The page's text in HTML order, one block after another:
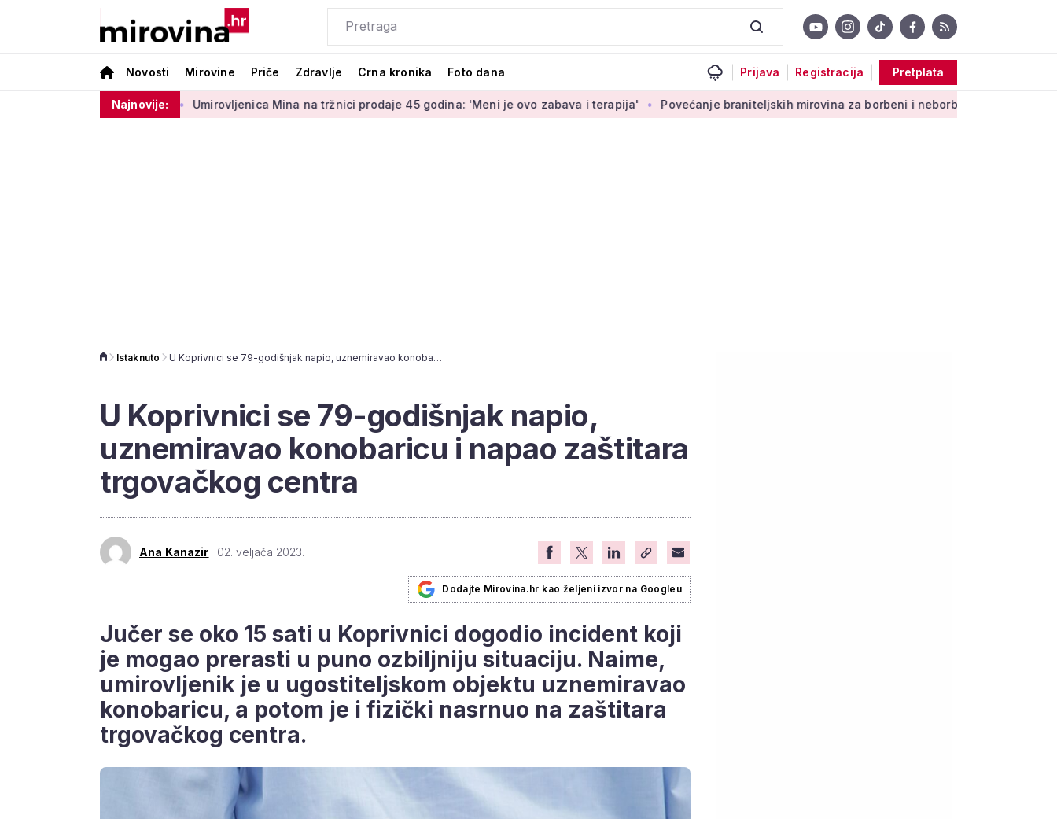
Novosti Mirovine Priče Zdravlje Crna kronika Foto dana Prijava Registracija Pretplata
Najnovije:
Umirovljenica Mina na tržnici prodaje 45 godina: 'Meni je ovo zabava i terapija' Povećanje braniteljskih mirovina za borbeni i neborbeni sektor od početka 2027.
Istaknuto U Koprivnici se 79-godišnjak napio, uznemiravao konobaricu i napao zaštitara trgovačkog centra
U Koprivnici se 79-godišnjak napio,
uznemiravao konobaricu i napao zaštitara
trgovačkog centra
Ana Kanazir 02. veljača 2023.
Dodajte Mirovina.hr kao željeni izvor na Googleu
Jučer se oko 15 sati u Koprivnici dogodio incident koji
je mogao prerasti u puno ozbiljniju situaciju. Naime,
umirovljenik je u ugostiteljskom objektu uznemiravao
konobaricu, a potom je i fizički nasrnuo na zaštitara
trgovačkog centra.